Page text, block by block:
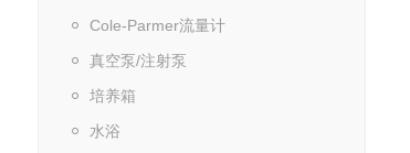
Cole-Parmer流量计
真空泵/注射泵
培养箱
水浴